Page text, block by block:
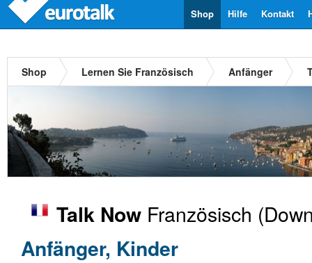
Kontakt
Hilfe
Shop
Shop Lernen Sie Französisch Anfänger
Talk Now Französisch
Anfänger, Kinder